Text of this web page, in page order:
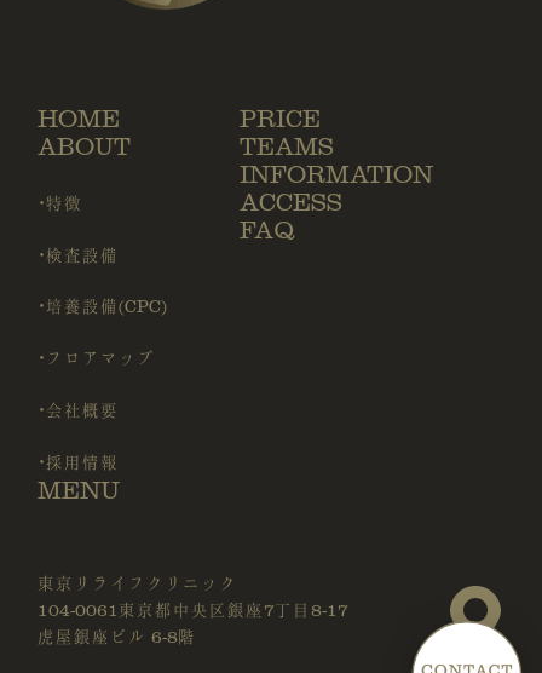
東京リライフクリニック
104-0061東京都中央区銀座7丁目8-17
虎屋銀座ビル 6-8階
HOME
ABOUT
・特徴
・検査設備
・培養設備(CPC)
・フロアマップ
・会社概要
・採用情報
MENU
PRICE
TEAMS
INFORMATION
ACCESS
FAQ